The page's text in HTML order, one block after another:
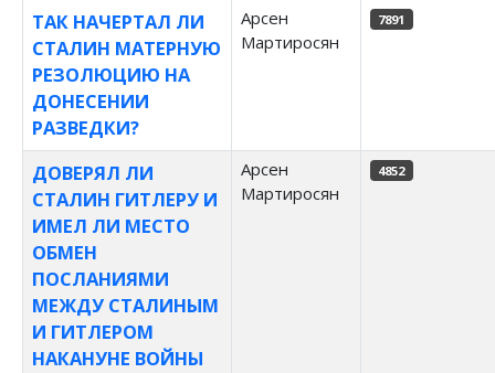
ТАК НАЧЕРТАЛ ЛИ
СТАЛИН МАТЕРНУЮ
РЕЗОЛЮЦИЮ НА
ДОНЕСЕНИИ
РАЗВЕДКИ?
Арсен
Мартиросян
7891
ДОВЕРЯЛ ЛИ
СТАЛИН ГИТЛЕРУ И
ИМЕЛ ЛИ МЕСТО
ОБМЕН
ПОСЛАНИЯМИ
МЕЖДУ СТАЛИНЫМ
И ГИТЛЕРОМ
НАКАНУНЕ ВОЙНЫ
Арсен
Мартиросян
4852